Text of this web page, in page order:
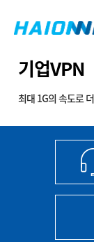
기업VPN
최대 1G의 속도로